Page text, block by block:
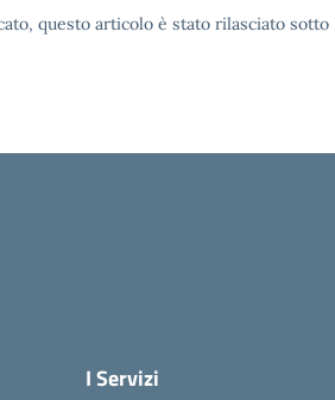
questo articolo è stato rilasciato
I Servizi